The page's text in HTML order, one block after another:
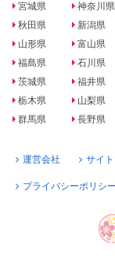
宮城県
秋田県
山形県
福島県
茨城県
栃木県
群馬県
神奈川県
新潟県
富山県
石川県
福井県
山梨県
長野県
運営会社 サイ
プライバシーポリシー